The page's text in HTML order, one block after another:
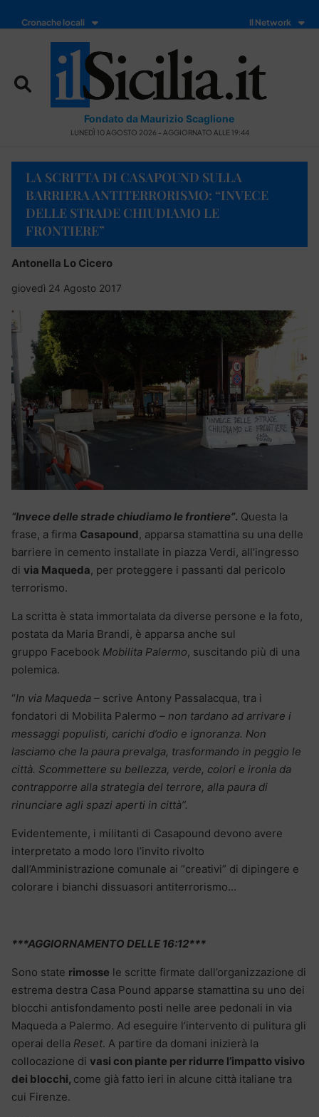
Cronache locali Il Network
Fondato da Maurizio Scaglione
LUNEDÌ 10 AGOSTO 2026 - AGGIORNATO ALLE 19:44
LA SCRITTA DI CASAPOUND SULLA
BARRIERA ANTITERRORISMO: “INVECE
DELLE STRADE CHIUDIAMO LE
FRONTIERE”
Antonella Lo Cicero
giovedì 24 Agosto 2017
“Invece delle strade chiudiamo le frontiere”. Questa la
frase, a firma Casapound, apparsa stamattina su una delle
barriere in cemento installate in piazza Verdi, all’ingresso
di via Maqueda, per proteggere i passanti dal pericolo
terrorismo.
La scritta è stata immortalata da diverse persone e la foto,
postata da Maria Brandi, è apparsa anche sul
gruppo Facebook Mobilita Palermo, suscitando più di una
polemica.
“In via Maqueda – scrive Antony Passalacqua, tra i
fondatori di Mobilita Palermo – non tardano ad arrivare i
messaggi populisti, carichi d’odio e ignoranza. Non
lasciamo che la paura prevalga, trasformando in peggio le
città. Scommettere su bellezza, verde, colori e ironia da
contrapporre alla strategia del terrore, alla paura di
rinunciare agli spazi aperti in città”.
Evidentemente, i militanti di Casapound devono avere
interpretato a modo loro l’invito rivolto
dall’Amministrazione comunale ai “creativi” di dipingere e
colorare i bianchi dissuasori antiterrorismo…
***AGGIORNAMENTO DELLE 16:12***
Sono state rimosse le scritte firmate dall’organizzazione di
estrema destra Casa Pound apparse stamattina su uno dei
blocchi antisfondamento posti nelle aree pedonali in via
Maqueda a Palermo. Ad eseguire l’intervento di pulitura gli
operai della Reset. A partire da domani inizierà la
collocazione di vasi con piante per ridurre l’impatto visivo
dei blocchi, come già fatto ieri in alcune città italiane tra
cui Firenze.